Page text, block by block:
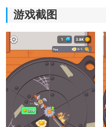
游戏特色：
游戏截图